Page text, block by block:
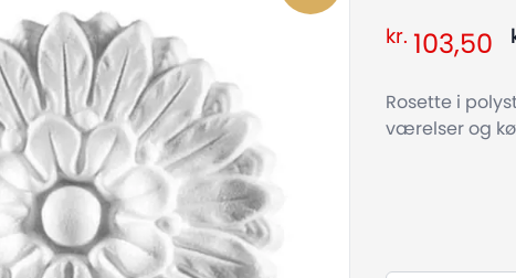
kr. 103,50
Rosette i
værelser og